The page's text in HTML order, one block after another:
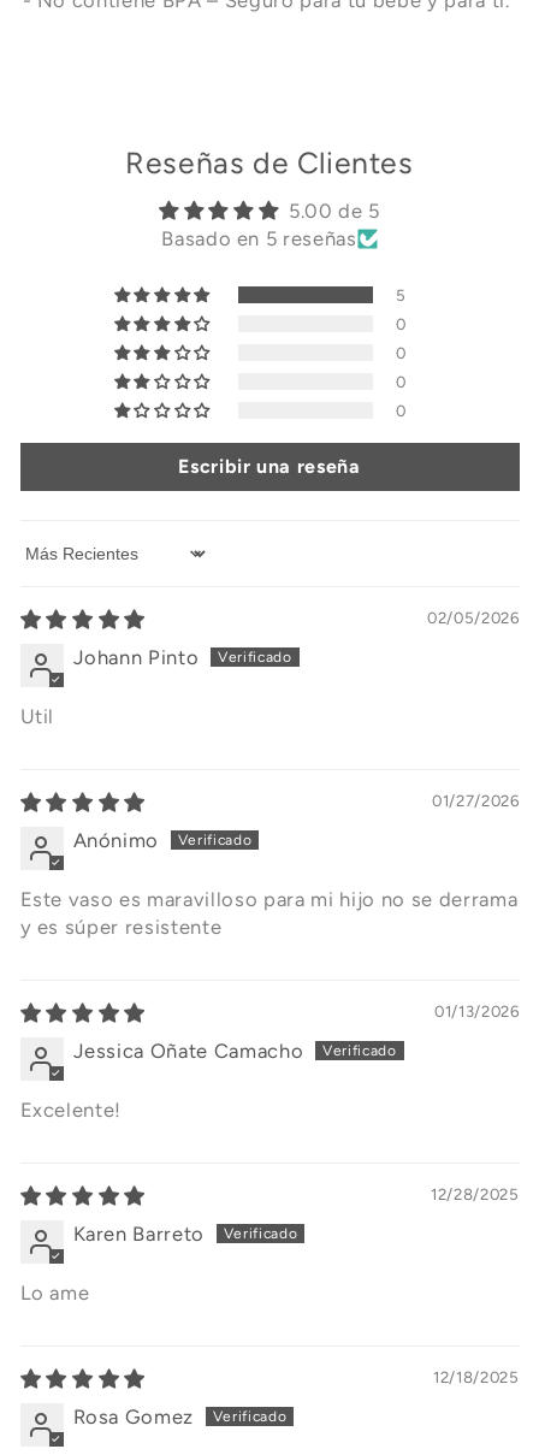
Reseñas de Clientes
5.00 de 5
Basado en 5 reseñas
5
0
0
0
0
Escribir una reseña
Sort by
02/05/2026
Johann Pinto
Util
01/27/2026
Anónimo
Este vaso es maravilloso para mi hijo no se derrama
y es súper resistente
01/13/2026
Jessica Oñate Camacho
Excelente!
12/28/2025
Karen Barreto
Lo ame
12/18/2025
Rosa Gomez